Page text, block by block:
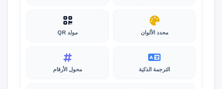
محدد الألوان مولد QR
الترجمة الذكية محول الأرقام